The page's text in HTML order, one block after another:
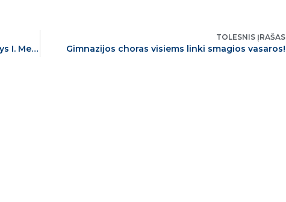
„Išgyventi holokaustą: istorinių realijų atspindys I. Mero romane „Lygiosios trunka akimirką“
TOLESNIS ĮRAŠAS
Gimnazijos choras visiems linki smagios vasaros!